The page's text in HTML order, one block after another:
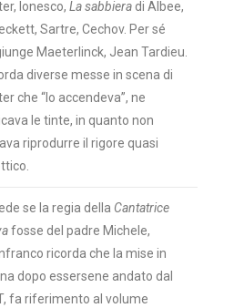
Ionesco, La sabbiera di Albee,
Sartre, Cechov. Per sé
Maeterlinck, Jean Tardieu.
diverse messe in scena di
che “lo accendeva”, ne
le tinte, in quanto non
riprodurre il rigore quasi
se la regia della Cantatrice
fosse del padre Michele,
ricorda che la mise in
dopo essersene andato dal
fa riferimento al volume